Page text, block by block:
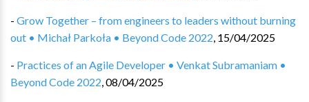
- Grow Together – from engineers to leaders without burning
out • Michał Parkoła • Beyond Code 2022, 15/04/2025
- Practices of an Agile Developer • Venkat Subramaniam •
Beyond Code 2022,08/04/2025